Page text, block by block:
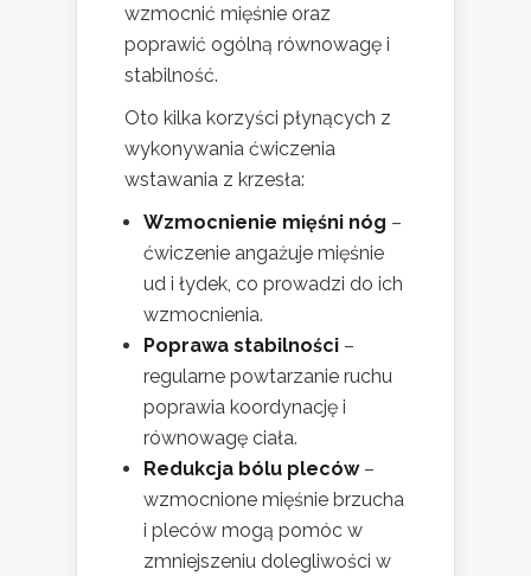
wzmocnić mięśnie oraz
poprawić ogólną równowagę i
stabilność.
Oto kilka korzyści płynących z
wykonywania ćwiczenia
wstawania z krzesła:
Wzmocnienie mięśni nóg –
ćwiczenie angażuje mięśnie
ud i łydek, co prowadzi do ich
wzmocnienia.
Poprawa stabilności –
regularne powtarzanie ruchu
poprawia koordynację i
równowagę ciała.
Redukcja bólu pleców–
wzmocnione mięśnie brzucha
i pleców mogą pomóc w
zmniejszeniu dolegliwości w